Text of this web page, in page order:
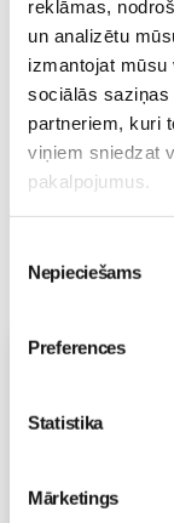
reklāmas,
un analizētu
izmantojat
sociālās
partneriem, kuri
viņiem sniedzat
pakalpojumus.
izvēle
Nepieciešams
Preferences
Statistika
Mārketings
vecākiem
25. Jan 19:14
06.08 16:00-17:00